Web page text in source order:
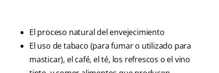
El proceso natural del envejecimiento
El uso de tabaco (para fumar o utilizado para
masticar), el café, el té, los refrescos o el vino